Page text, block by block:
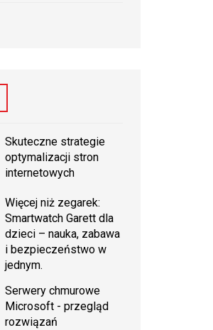
Skuteczne strategie
optymalizacji stron
internetowych
Więcej niż zegarek:
Smartwatch Garett dla
dzieci – nauka, zabawa
i bezpieczeństwo w
jednym.
Serwery chmurowe
Microsoft - przegląd
rozwiązań